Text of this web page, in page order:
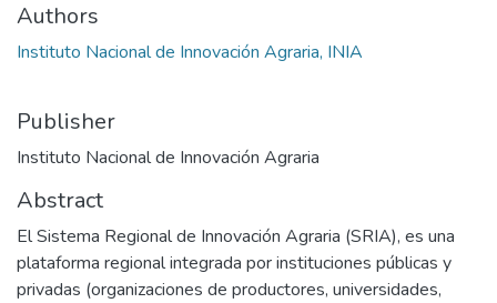
Authors
Instituto Nacional de Innovación Agraria, INIA
Publisher
Instituto Nacional de Innovación Agraria
Abstract
El Sistema Regional de Innovación Agraria (SRIA), es una
plataforma regional integrada por instituciones públicas y
privadas (organizaciones de productores, universidades,